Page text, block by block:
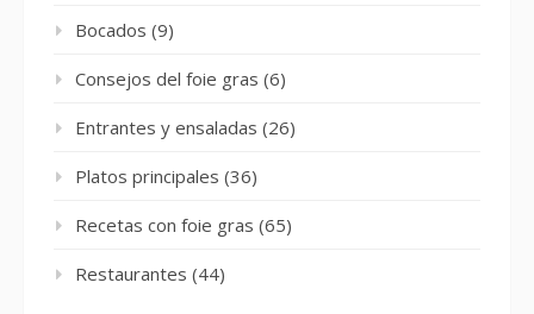
Bocados (9)
Consejos del foie gras (6)
Entrantes y ensaladas (26)
Platos principales (36)
Recetas con foie gras (65)
Restaurantes (44)